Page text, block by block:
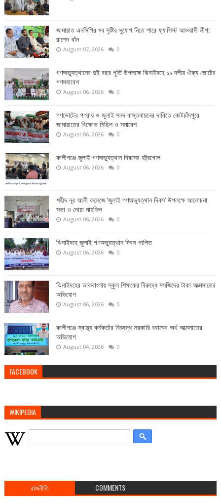
জামায়াত এনসিপির মব সৃষ্টির সুযোগ নিতে পারে ফ্যাসিস্ট আওয়ামী লীগ:
রাশেদ খাঁন
August 07, 2026 0
গণঅভ্যুত্থানের দুই বছর পুর্তি উপলক্ষে ঝিনাইদহে ১১ দলীয় ঐক্য জোটের
গণসমাবেশ
August 06, 2026 0
গণভোটের গণরায় ও জুলাই সনদ বাস্তবায়নের দাবিতে কোটচাঁদপুরে
জামায়াতের বিক্ষোভ মিছিল ও সমাবেশ
August 06, 2026 0
কালীগঞ্জে জুলাই গণঅভ্যুত্থান দিবসের হট্রগোল
August 06, 2026 0
শহীদ নূর আলী কলেজে ‘জুলাই গণঅভ্যুত্থান দিবস’ উপলক্ষে আলোচনা
সভা ও দোয়া মাহফিল
August 06, 2026 0
ঝিনাইদহে জুলাই গণঅভ্যুত্থান দিবস পালিত
August 06, 2026 0
ঝিনাইদহের ডাকবাংলায় স্কুল শিক্ষকের বিরুদ্ধে মসজিদের টাকা আত্মসাতের
অভিযোগ
August 06, 2026 0
কালীগঞ্জে স্বাস্থ্য কর্মকর্তার বিরুদ্ধে সরকারি বরাদ্দের অর্থ আত্মসাতের
অভিযোগ
August 04, 2026 0
FACEBOOK
WIKIPEDIA
রাজনীতি COMMENTS